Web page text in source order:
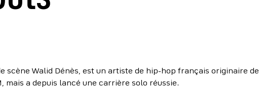
scène Walid Dénès, est un artiste de hip-hop français originaire
mais a depuis lancé une carrière solo réussie.